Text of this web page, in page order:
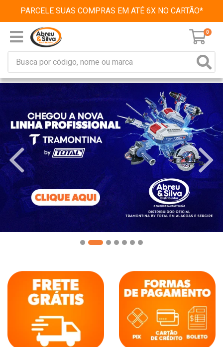
PARCELE SUAS COMPRAS EM ATÉ 6X NO CARTÃO*
0